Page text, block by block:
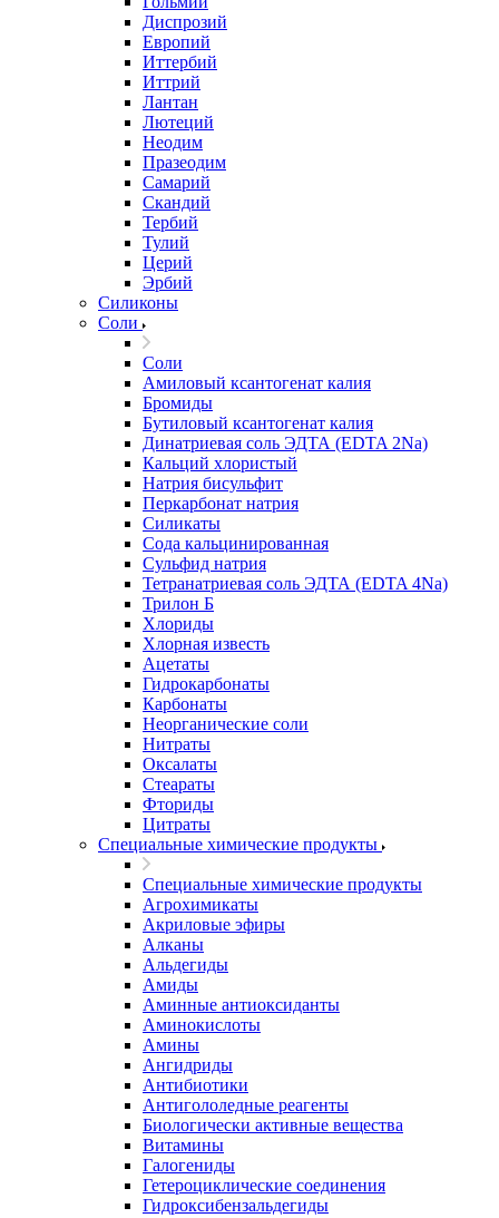
Диспрозий
Европий
Иттербий
Иттрий
Лантан
Лютеций
Неодим
Празеодим
Самарий
Скандий
Тербий
Тулий
Церий
Эрбий
Силиконы
Соли
Соли
Амиловый ксантогенат калия
Бромиды
Бутиловый ксантогенат калия
Динатриевая соль ЭДТА (EDTA 2Na)
Кальций хлористый
Натрия бисульфит
Перкарбонат натрия
Силикаты
Сода кальцинированная
Сульфид натрия
Тетранатриевая соль ЭДТА (EDTA 4Na)
Трилон Б
Хлориды
Хлорная известь
Ацетаты
Гидрокарбонаты
Карбонаты
Неорганические соли
Нитраты
Оксалаты
Стеараты
Фториды
Цитраты
Специальные химические продукты
Специальные химические продукты
Агрохимикаты
Акриловые эфиры
Алканы
Альдегиды
Амиды
Аминные антиоксиданты
Аминокислоты
Амины
Ангидриды
Антибиотики
Антигололедные реагенты
Биологически активные вещества
Витамины
Галогениды
Гетероциклические соединения
Гидроксибензальдегиды